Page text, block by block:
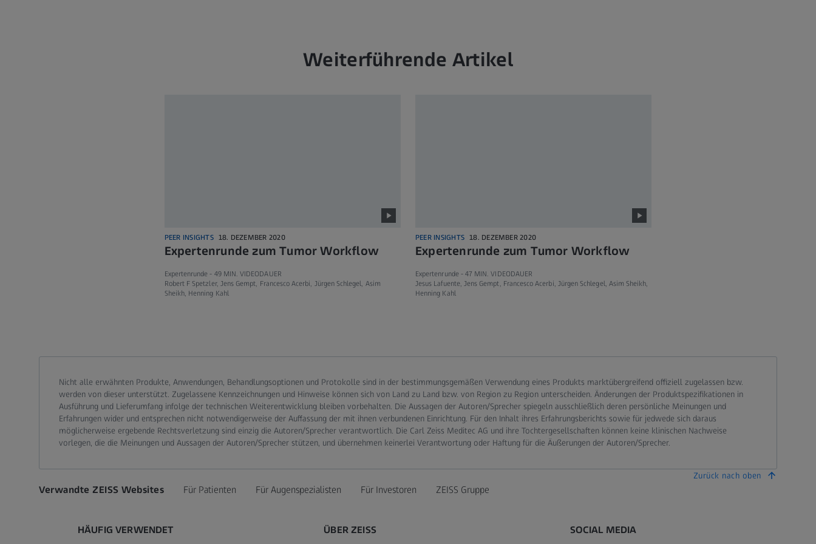
Weiterführende Artikel
PEER INSIGHTS 18. DEZEMBER 2020
Expertenrunde zum Tumor Workflow
Expertenrunde - 49 MIN. VIDEODAUER
Robert F Spetzler, Jens Gempt, Francesco Acerbi, Jürgen Schlegel, Asim
Sheikh, Henning Kahl
PEER INSIGHTS 18. DEZEMBER 2020
Expertenrunde zum Tumor Workflow
Expertenrunde - 47 MIN. VIDEODAUER
Jesus Lafuente, Jens Gempt, Francesco Acerbi, Jürgen Schlegel, Asim Sheikh,
Henning Kahl
Call contact at
Call contact on mobile at
Send contact a mail to
Nicht alle erwähnten Produkte, Anwendungen, Behandlungsoptionen und Protokolle sind in der bestimmungsgemäßen Verwendung eines Produkts marktübergreifend offiziell zugelassen bzw.
werden von dieser unterstützt. Zugelassene Kennzeichnungen und Hinweise können sich von Land zu Land bzw. von Region zu Region unterscheiden. Änderungen der Produktspezifikationen in
Ausführung und Lieferumfang infolge der technischen Weiterentwicklung bleiben vorbehalten. Die Aussagen der Autoren/Sprecher spiegeln ausschließlich deren persönliche Meinungen und
Erfahrungen wider und entsprechen nicht notwendigerweise der Auffassung der mit ihnen verbundenen Einrichtung. Für den Inhalt ihres Erfahrungsberichts sowie für jedwede sich daraus
möglicherweise ergebende Rechtsverletzung sind einzig die Autoren/Sprecher verantwortlich. Die Carl Zeiss Meditec AG und ihre Tochtergesellschaften können keine klinischen Nachweise
vorlegen, die die Meinungen und Aussagen der Autoren/Sprecher stützen, und übernehmen keinerlei Verantwortung oder Haftung für die Äußerungen der Autoren/Sprecher.
Zurück nach oben
Verwandte ZEISS Websites Für Patienten Für Augenspezialisten Für Investoren ZEISS Gruppe
HÄUFIG VERWENDET ÜBER ZEISS SOCIAL MEDIA